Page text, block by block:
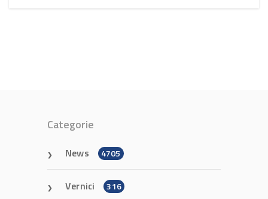
Categorie
News 4705
Vernici 316